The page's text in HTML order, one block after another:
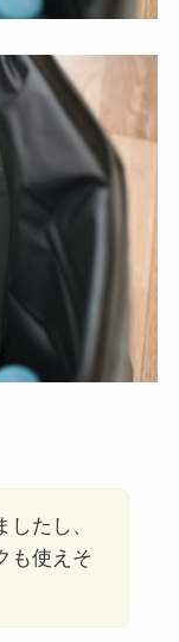
たし、
も使えそ